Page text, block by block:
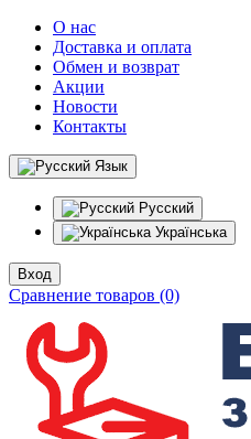
О нас
Доставка и оплата
Обмен и возврат
Акции
Новости
Контакты
Язык
Русский
Українська
Вход
Сравнение товаров (0)